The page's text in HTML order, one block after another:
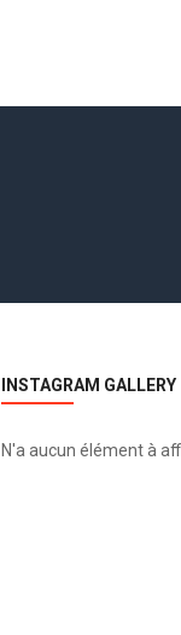
INSTAGRAM GALLERY
N'a aucun élément à